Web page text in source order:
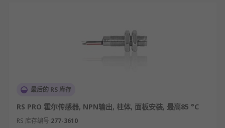
最后的 RS 库存
RS PRO 霍尔传感器, NPN输出, 柱体, 面板安装, 最高85 °C
RS 库存编号 277-3610